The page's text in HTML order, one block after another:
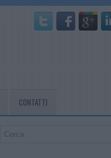
CONTATTI